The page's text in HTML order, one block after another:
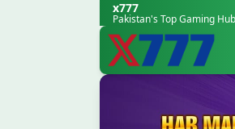
x777
Pakistan's Top Gaming Hub